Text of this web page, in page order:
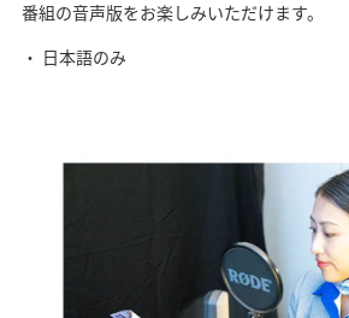
番組の音声版をお楽しみいただけます。
日本語のみ